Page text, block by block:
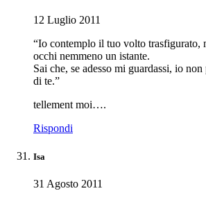
12 Luglio 2011
“Io contemplo il tuo volto trasfigurato,
occhi nemmeno un istante.
Sai che, se adesso mi guardassi, io
di te.”
tellement moi….
Rispondi
Isa
31 Agosto 2011